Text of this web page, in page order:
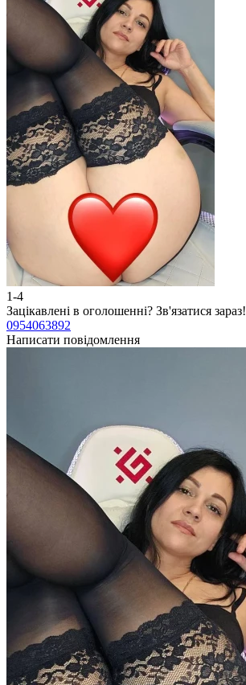
1-4
Зацікавлені в оголошенні? Зв'язатися зараз!
0954063892
Написати повідомлення